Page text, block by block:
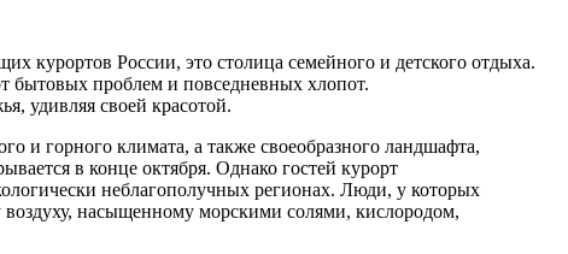
курортов России, это столица семейного и детского отдыха.
бытовых проблем и повседневных хлопот.
удивляя своей красотой.
и горного климата, а также своеобразного ландшафта,
в конце октября. Однако гостей курорт
неблагополучных регионах. Люди, у которых
воздуху, насыщенному морскими солями, кислородом,